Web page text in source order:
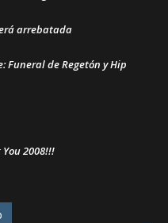
arrebatada
Funeral de Regetón y Hip
2008!!!